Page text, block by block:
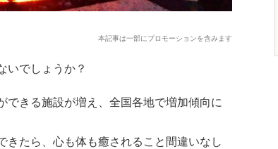
本記事は一部にプロモーションを含みます
いでしょうか？
できる施設が増え、全国各地で増加傾向に
きたら、心も体も癒されること間違いなし